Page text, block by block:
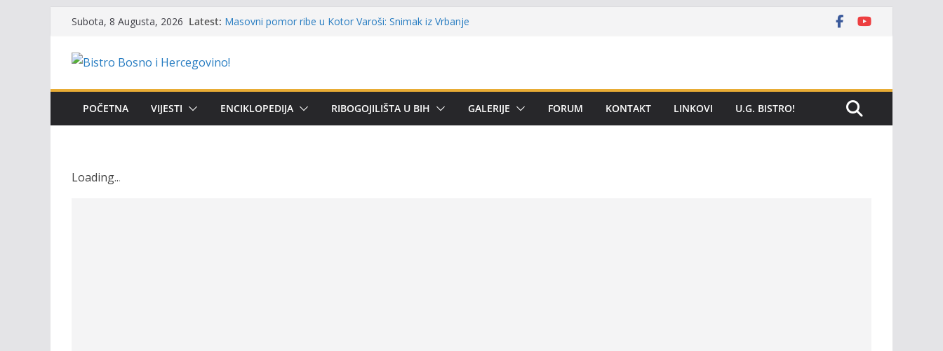
Skip
content
Subota, 8 Augusta, 2026 Latest: Održan 15. Memorijalni kup ‘Rafael Grgić – Rafko’: Vogošćani
prikazuje stanje na terenu
Poziv za učešće u Premijer ligi SRS BiH u disciplini ‘Lov šarana
i amura’
Obavještenje takmičarima za učešće u Premijer ligi BiH za
POČETNA VIJESTI ENCIKLOPEDIJA RIBOGOJILIŠTA U BIH GALERIJE FORUM KONTAKT LINKOVI U.G. BISTRO!
Loading...